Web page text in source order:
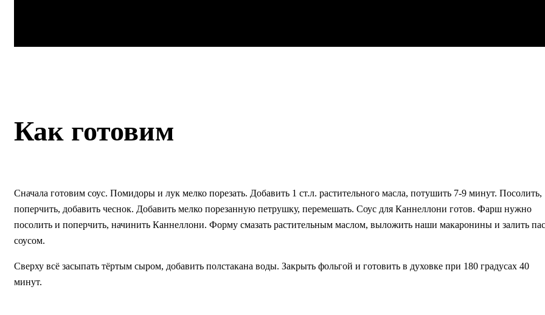
Как готовим
Сначала готовим соус. Помидоры и лук мелко порезать. Добавить 1 ст.л. растительного масла, потушить 7-9 минут. Посолить,
поперчить, добавить чеснок. Добавить мелко порезанную петрушку, перемешать. Соус для Каннеллони готов. Фарш нужно
посолить и поперчить, начинить Каннеллони. Форму смазать растительным маслом, выложить наши макаронины и залить
соусом.
Сверху всё засыпать тёртым сыром, добавить полстакана воды. Закрыть фольгой и готовить в духовке при 180 градусах 40
минут.